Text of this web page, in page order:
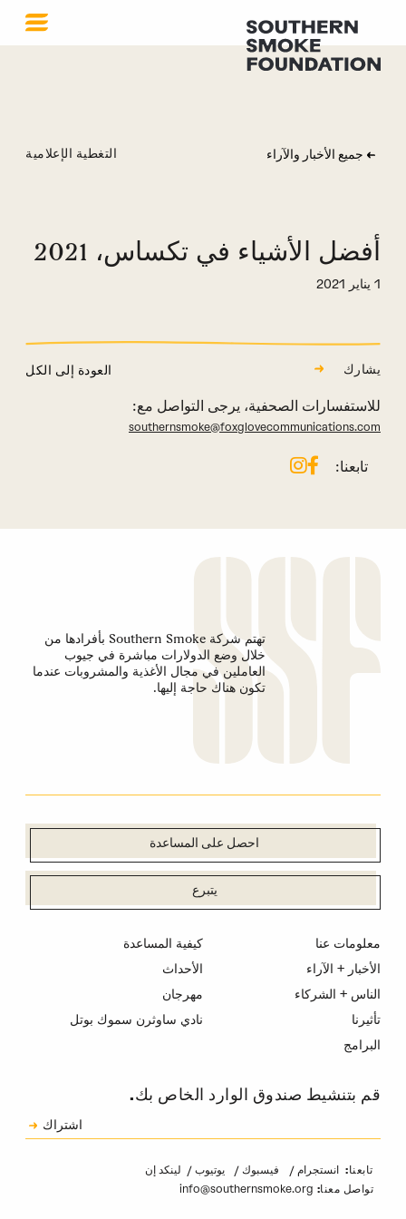
جميع الأخبار والآراء التغطية الإعلامية
أفضل الأشياء في تكساس، 2021
1 يناير 2021
يشارك العودة إلى الكل
للاستفسارات الصحفية، يرجى التواصل مع:
southernsmoke@foxglovecommunications.com
تابعنا:
تهتم شركة Southern Smoke بأفرادها من
خلال وضع الدولارات مباشرة في جيوب
العاملين في مجال الأغذية والمشروبات عندما
تكون هناك حاجة إليها.
احصل على المساعدة
يتبرع
معلومات عنا
الأخبار + الآراء
الناس + الشركاء
تأثيرنا
البرامج
كيفية المساعدة
الأحداث
مهرجان
نادي ساوثرن سموك بوتل
قم بتنشيط صندوق الوارد الخاص بك.
الكابتشا
اشتراك
تابعنا: انستجرام فيسبوك يوتيوب لينكد إن
تواصل معنا: info@southernsmoke.org